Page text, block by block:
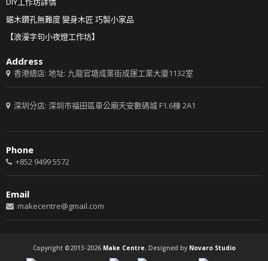
鋸木鑽孔無難度 變身木匠 巧製小家品
【浪漫字句小夜燈工作坊】
Address
香港總店: 地址: 九龍官塘成業街成運工業大廈1132室
深圳分店: 深圳市福田區車公廟天安數碼城 F1.6棟 2A1
Phone
+852 9499 5572
Email
makecentre@gmail.com
Copyright ©2013-2026 Make Centre. Designed by Novaro Studio